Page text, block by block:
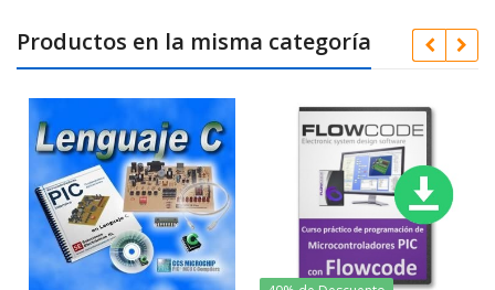
Productos en la misma categoría